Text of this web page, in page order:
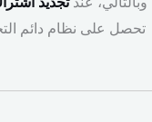
تحصل على نظام دائم